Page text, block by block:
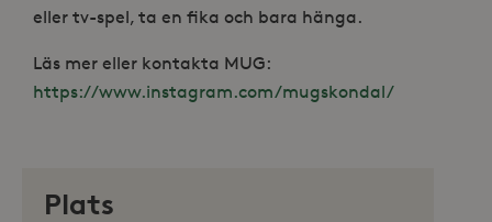
eller tv-spel, ta en fika och bara hänga.
Läs mer eller kontakta MUG:
https://www.instagram.com/mugskondal/
Plats